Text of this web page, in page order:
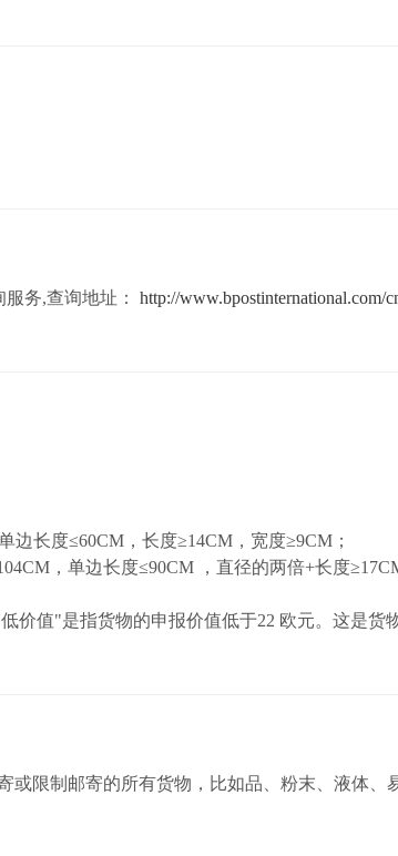
务,查询地址： http://www.bpostinternational.com/
边长度≤60CM，长度≥14CM，宽度≥9CM；
，单边长度≤90CM ，直径的两倍+长度
价值"是指货物的申报价值低于22 欧元。这是货
或限制邮寄的所有货物，比如品、粉末、液体